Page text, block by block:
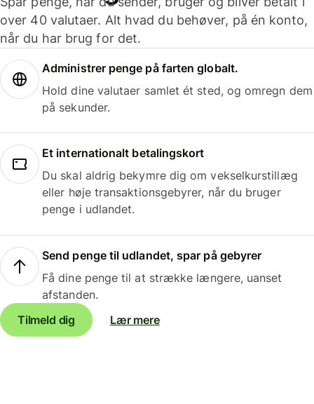
over 40 valutaer. Alt hvad du behøver, på én konto,
når du har brug for det.
Administrer penge på farten globalt.
Hold dine valutaer samlet ét sted, og omregn dem
på sekunder.
Et internationalt betalingskort
Du skal aldrig bekymre dig om vekselkurstillæg
eller høje transaktionsgebyrer, når du bruger
penge i udlandet.
Send penge til udlandet, spar på gebyrer
Få dine penge til at strække længere, uanset
afstanden.
Tilmeld dig
Lær mere